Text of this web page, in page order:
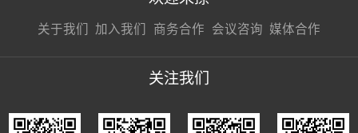
关于我们 加入我们
接扔简历
商务合作
接开聊
会议咨询 媒体合作
接开聊
关注我们